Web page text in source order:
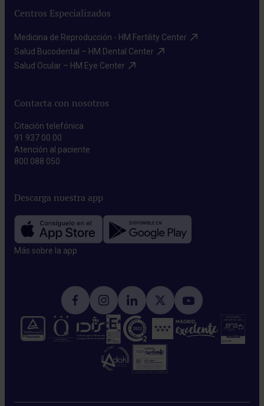
Centros Especializados
Medicina de Reproducción - HM Fertility Center​
Salud Bucodental – HM Dental Center​
Salud Ocular – HM Eye Center​
Contacta con nosotros
Citación telefónica
91 937 00 00
Atención al paciente
800 088 050
Descarga nuestra app
Más sobre la app​